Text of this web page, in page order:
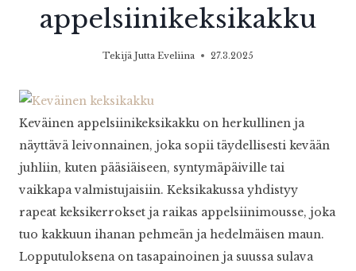
appelsiinikeksikakku
Tekijä Jutta Eveliina 27.3.2025
Keväinen appelsiinikeksikakku on herkullinen ja
näyttävä leivonnainen, joka sopii täydellisesti kevään
juhliin, kuten pääsiäiseen, syntymäpäiville tai
vaikkapa valmistujaisiin. Keksikakussa yhdistyy
rapeat keksikerrokset ja raikas appelsiinimousse, joka
tuo kakkuun ihanan pehmeän ja hedelmäisen maun.
Lopputuloksena on tasapainoinen ja suussa sulava